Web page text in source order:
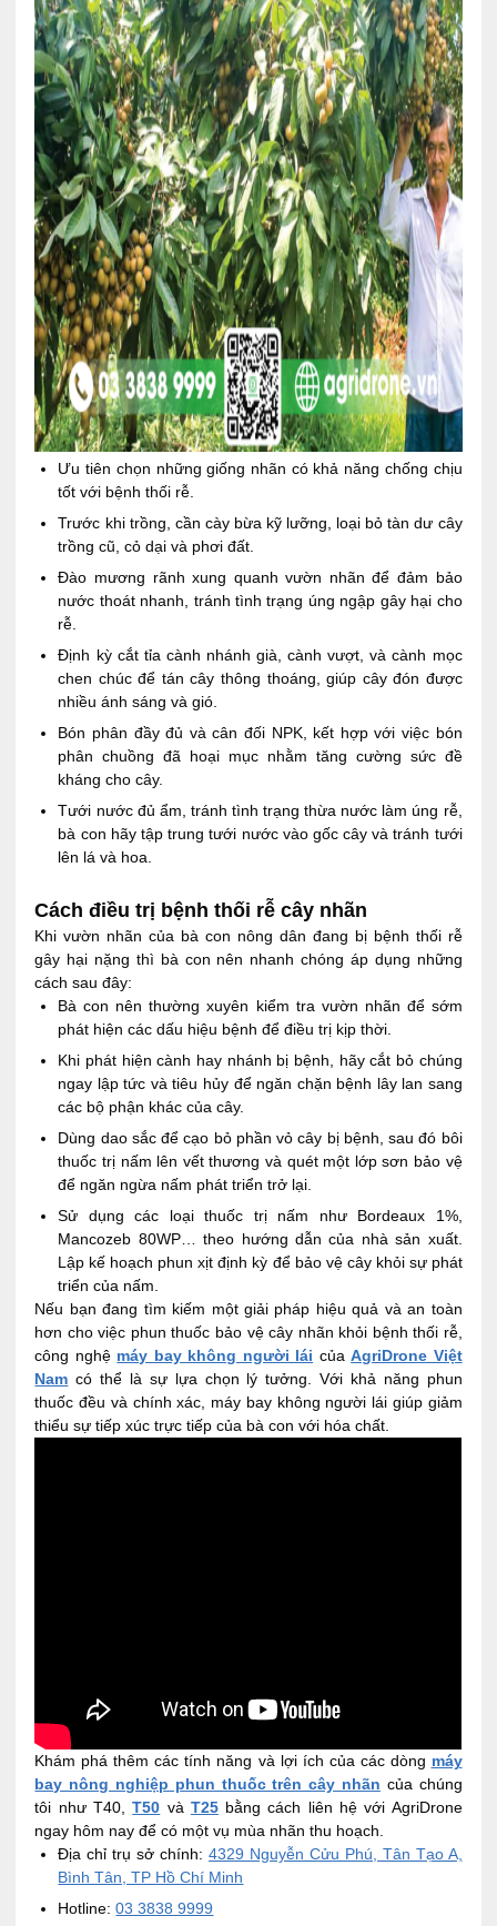
Ưu tiên chọn những giống nhãn có khả năng chống chịu
tốt với bệnh thối rễ.
Trước khi trồng, cần cày bừa kỹ lưỡng, loại bỏ tàn dư cây
trồng cũ, cỏ dại và phơi đất.
Đào mương rãnh xung quanh vườn nhãn để đảm bảo
nước thoát nhanh, tránh tình trạng úng ngập gây hại cho
rễ.
Định kỳ cắt tỉa cành nhánh già, cành vượt, và cành mọc
chen chúc để tán cây thông thoáng, giúp cây đón được
nhiều ánh sáng và gió.
Bón phân đầy đủ và cân đối NPK, kết hợp với việc bón
phân chuồng đã hoại mục nhằm tăng cường sức đề
kháng cho cây.
Tưới nước đủ ẩm, tránh tình trạng thừa nước làm úng rễ,
bà con hãy tập trung tưới nước vào gốc cây và tránh tưới
lên lá và hoa.
Cách điều trị bệnh thối rễ cây nhãn
Khi vườn nhãn của bà con nông dân đang bị bệnh thối rễ
gây hại nặng thì bà con nên nhanh chóng áp dụng những
cách sau đây:
Bà con nên thường xuyên kiểm tra vườn nhãn để sớm
phát hiện các dấu hiệu bệnh để điều trị kịp thời.
Khi phát hiện cành hay nhánh bị bệnh, hãy cắt bỏ chúng
ngay lập tức và tiêu hủy để ngăn chặn bệnh lây lan sang
các bộ phận khác của cây.
Dùng dao sắc để cạo bỏ phần vỏ cây bị bệnh, sau đó bôi
thuốc trị nấm lên vết thương và quét một lớp sơn bảo vệ
để ngăn ngừa nấm phát triển trở lại.
Sử dụng các loại thuốc trị nấm như Bordeaux 1%,
Mancozeb 80WP… theo hướng dẫn của nhà sản xuất.
Lập kế hoạch phun xịt định kỳ để bảo vệ cây khỏi sự phát
triển của nấm.
Nếu bạn đang tìm kiếm một giải pháp hiệu quả và an toàn
hơn cho việc phun thuốc bảo vệ cây nhãn khỏi bệnh thối rễ,
công nghệ máy bay không người lái củaAgriDrone Việt
Nam có thể là sự lựa chọn lý tưởng. Với khả năng phun
thuốc đều và chính xác, máy bay không người lái giúp giảm
thiểu sự tiếp xúc trực tiếp của bà con với hóa chất.
Khám phá thêm các tính năng và lợi ích của các dòng máy
bay nông nghiệp phun thuốc trên cây nhãn của chúng
tôi như T40,T50 và T25bằng cách liên hệ với AgriDrone
ngay hôm nay để có một vụ mùa nhãn thu hoạch.
Địa chỉ trụ sở chính:4329 Nguyễn Cửu Phú, Tân Tạo A,
Bình Tân, TP Hồ Chí Minh
Hotline:03 3838 9999